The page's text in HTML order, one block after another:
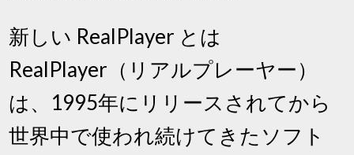
新しい RealPlayer とは
RealPlayer（リアルプレーヤー）
は、1995年にリリースされてから
世界中で使われ続けてきたソフト